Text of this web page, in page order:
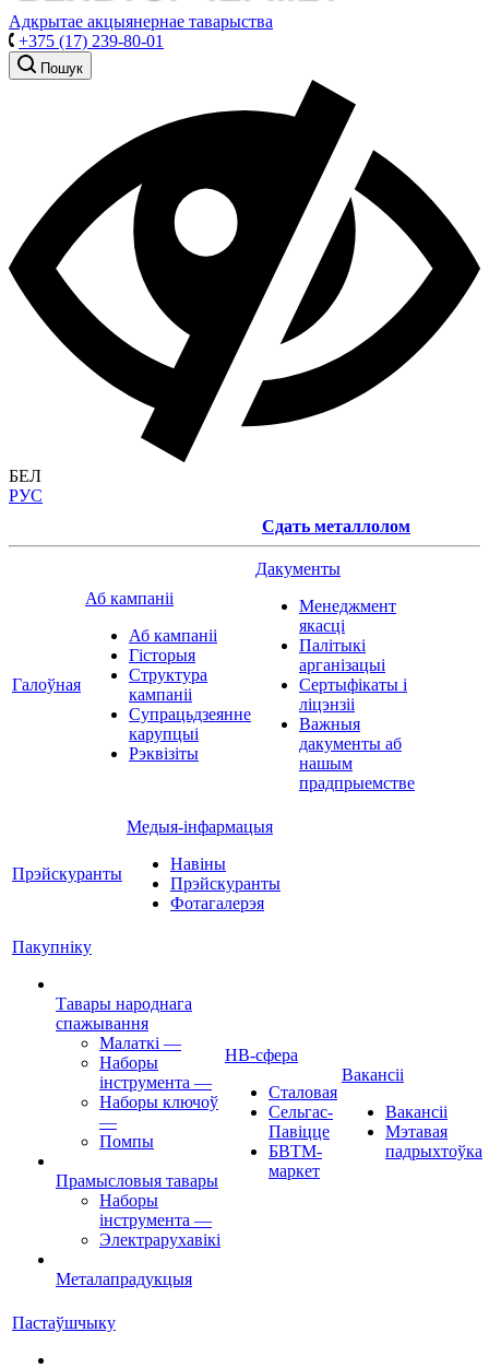
Адкрытае акцыянернае таварыства
+375 (17) 239-80-01
Пошук
БЕЛ
РУС
Сдать металлолом
Галоўная
Аб кампаніі
Аб кампаніі
Гісторыя
Структура
кампаніі
Супрацьдзеянне
карупцыі
Рэквізіты
Дакументы
Менеджмент
якасці
Палітыкі
арганізацыі
Сертыфікаты і
ліцэнзіі
Важныя
дакументы аб
нашым
прадпрыемстве
Прэйскуранты
Медыя-інфармацыя
Навіны
Прэйскуранты
Фотагалерэя
Пакупніку
Тавары народнага
спажывання
Малаткі —
Наборы
інструмента —
Наборы ключоў
—
Помпы
Прамысловыя тавары
Наборы
інструмента —
Электрарухавікі
Металапрадукцыя
НВ-сфера
Сталовая
Сельгас-
Павіцце
БВТМ-
маркет
Вакансіі
Вакансіі
Мэтавая
падрыхтоўка
Пастаўшчыку